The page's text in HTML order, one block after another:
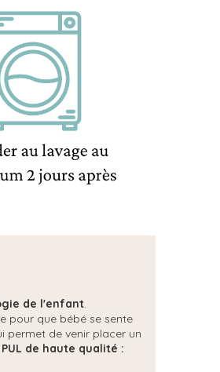
de l'enfant.
pour que bébé se sente
permet de venir placer un
PUL de haute qualité :